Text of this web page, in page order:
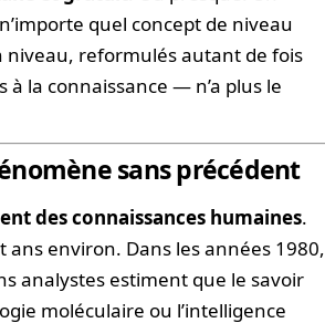
quel concept de niveau
niveau, reformulés autant de fois
à la connaissance — n’a plus le
sans précédent
des connaissances humaines.
ans environ. Dans les années 1980,
analystes estiment que le savoir
moléculaire ou l’intelligence